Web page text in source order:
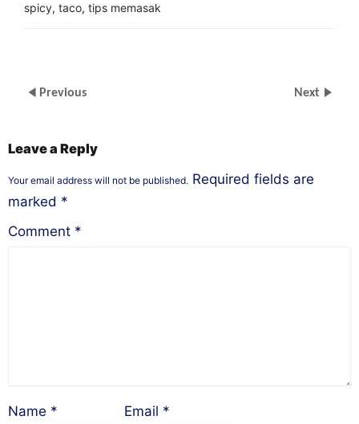
spicy, taco, tips memasak
Previous Next
Leave a Reply
Your email address will not be published. Required fields are
marked *
Comment *
Name * Email *